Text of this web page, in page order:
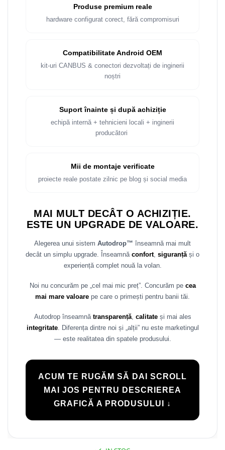
Rame adaptoare Dacia
Rame adaptoare BMW
Rame adaptoare Volvo
Rame Adaptoare Porsche
Rame adaptoare Citroen
Rame adaptoare Mazda
Rame adaptoare Kia
Rame adaptoare Nissan
Rame adaptoare Hyundai
Rame adaptoare Chevrolet
Rame adaptoare Mitsubishi
Produse premium reale
hardware configurat corect, fără compromisuri
Compatibilitate Android OEM
kit-uri CANBUS & conectori dezvoltați de inginerii
noștri
Suport înainte și după achiziție
echipă internă + tehnicieni locali + inginerii
producători
Mii de montaje verificate
proiecte reale postate zilnic pe blog și social media
MAI MULT DECÂT O ACHIZIȚIE.
ESTE UN UPGRADE DE VALOARE.
Alegerea unui sistem Autodrop™ înseamnă mai mult
decât un simplu upgrade. Înseamnă confort, siguranțăși o
experiență complet nouă la volan.
Noi nu concurăm pe „cel mai mic preț”. Concurăm pe cea
mai mare valoare pe care o primești pentru banii tăi.
Autodrop înseamnă transparență, calitateși mai ales
integritate. Diferența dintre noi și „alții” nu este marketingul
— este realitatea din spatele produsului.
ACUM TE RUGĂM SĂ DAI SCROLL
MAI JOS PENTRU DESCRIEREA
GRAFICĂ A PRODUSULUI ↓